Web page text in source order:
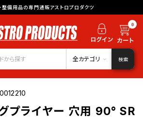
整備用品の専門通販アストロプロダクツ
0
全カテゴリ 検索
プライヤー 穴用 90° SR